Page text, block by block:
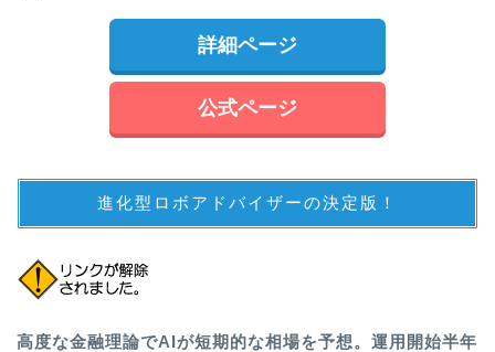
詳細ページ
公式ページ
進化型ロボアドバイザーの決定版！
高度な金融理論でAIが短期的な相場を予想。運用開始半年